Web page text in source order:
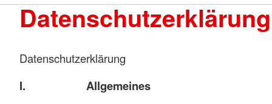
Datenschutzerklärung
Datenschutzerklärung
I. Allgemeines